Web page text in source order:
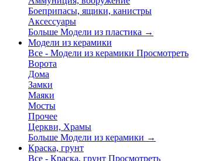
Боеприпасы, ящики, канистры
Аксессуары
Больше Модели из пластика →
Модели из керамики
Все - Модели из керамики Просмотреть
Ворота
Дома
Замки
Маяки
Мосты
Прочее
Церкви, Храмы
Больше Модели из керамики →
Краска, грунт
Все - Краска, грунт Просмотреть